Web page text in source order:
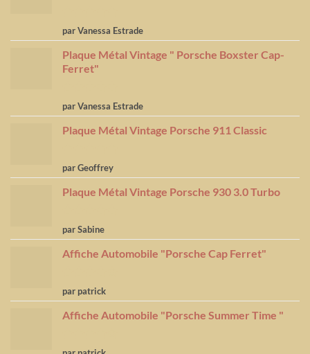
Note5sur
5
par Vanessa Estrade
Plaque Métal Vintage " Porsche Boxster Cap-
Ferret"
Note5sur
5
par Vanessa Estrade
Plaque Métal Vintage Porsche 911 Classic
Note5sur
5
par Geoffrey
Plaque Métal Vintage Porsche 930 3.0 Turbo
Note5sur
5
par Sabine
Affiche Automobile "Porsche Cap Ferret"
Note4
sur 5
par patrick
Affiche Automobile "Porsche Summer Time "
Note4